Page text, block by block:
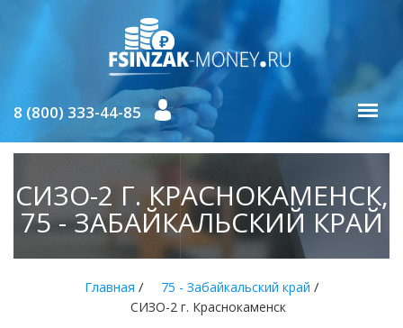
8 (800) 333-44-85
СИЗО-2 Г. КРАСНОКАМЕНСК,
75 - ЗАБАЙКАЛЬСКИЙ КРАЙ
Главная / 75 - Забайкальский край /
СИЗО-2 г. Краснокаменск